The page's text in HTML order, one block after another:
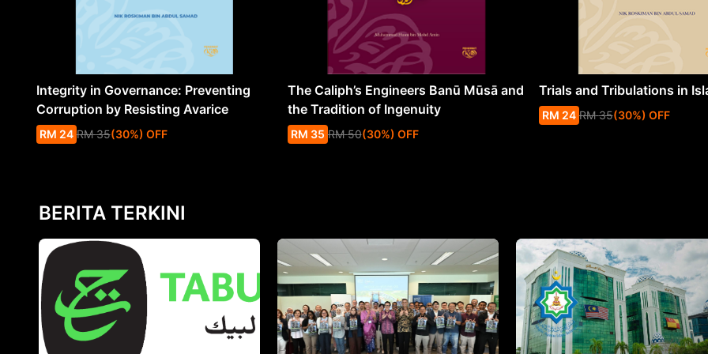
Integrity in Governance: Preventing
Corruption by Resisting Avarice
RM 24 RM 35(30%) OFF
The Caliph’s Engineers Banū Mūsā and
the Tradition of Ingenuity
RM 35 RM 50(30%) OFF
Trials and Tribulations in
RM 24 RM 35(30%) OFF
BERITA TERKINI